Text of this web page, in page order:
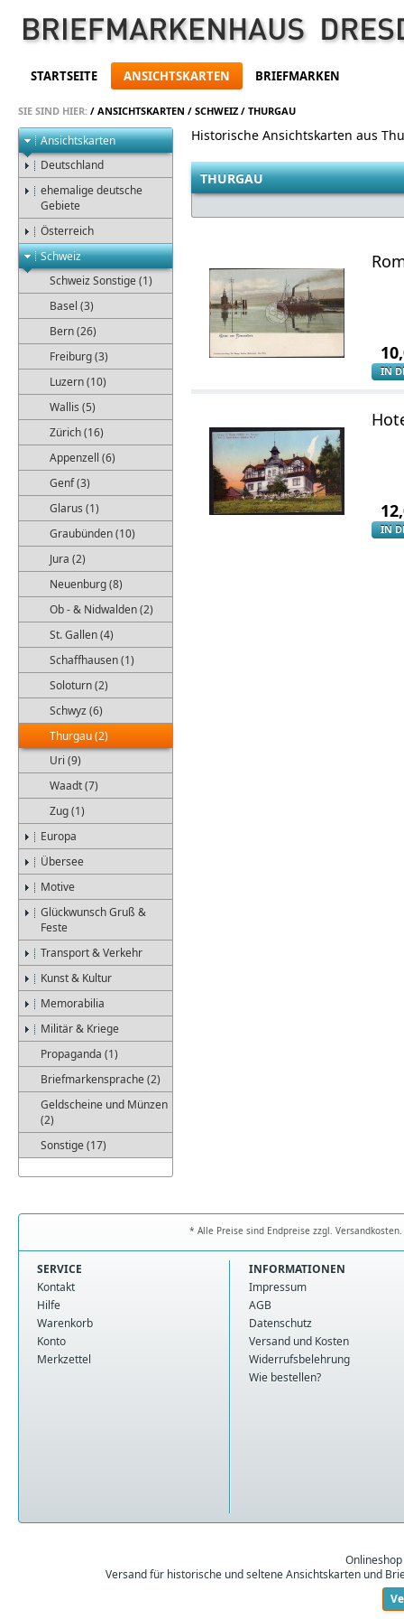
STARTSEITE ANSICHTSKARTEN BRIEFMARKEN
SIE SIND HIER: / ANSICHTSKARTEN / SCHWEIZ/ THURGAU
Ansichtskarten
Deutschland
ehemalige deutsche
Gebiete
Österreich
Schweiz
Schweiz Sonstige (1)
Basel (3)
Bern (26)
Freiburg (3)
Luzern (10)
Wallis (5)
Zürich (16)
Appenzell (6)
Genf (3)
Glarus (1)
Graubünden (10)
Jura (2)
Neuenburg (8)
Ob - & Nidwalden (2)
St. Gallen (4)
Schaffhausen (1)
Soloturn (2)
Schwyz (6)
Thurgau (2)
Uri (9)
Waadt (7)
Zug (1)
Europa
Übersee
Motive
Glückwunsch Gruß &
Feste
Transport & Verkehr
Kunst & Kultur
Memorabilia
Militär & Kriege
Propaganda (1)
Briefmarkensprache (2)
Geldscheine und Münzen
(2)
Sonstige (17)
Historische Ansichtskarten aus
THURGAU
IN
IN
* Alle Preise sind Endpreise zzgl.
SERVICE
Kontakt
Hilfe
Warenkorb
Konto
Merkzettel
INFORMATIONEN
Impressum
AGB
Datenschutz
Versand und Kosten
Widerrufsbelehrung
Wie bestellen?
Versand für historische und seltene Ansichtskarten und